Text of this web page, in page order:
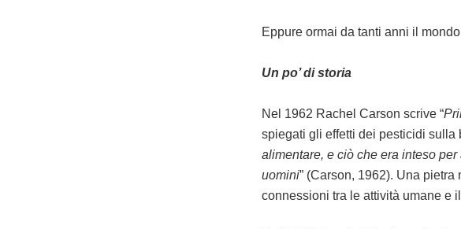
Eppure ormai da tanti anni il
Un po’ di storia
Nel 1962 Rachel Carson scrive “
spiegati gli effetti dei pesticidi sulla
alimentare, e ciò che era inteso
uomini” (Carson, 1962). Una
connessioni tra le attività umane e